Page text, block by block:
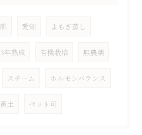
愛知 よもぎ蒸し
3年熟成 有機栽培 無農薬
スチーム ホルモンバランス
黄土 ペット可